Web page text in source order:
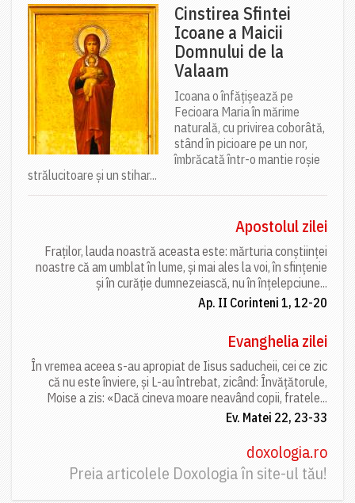
Cinstirea Sfintei
Icoane a Maicii
Domnului de la
Valaam
Icoana o înfățișează pe
Fecioara Maria în mărime
naturală, cu privirea coborâtă,
stând în picioare pe un nor,
îmbrăcată într-o mantie roșie
strălucitoare și un stihar...
Apostolul zilei
Fraților, lauda noastră aceasta este: mărturia conștiinței
noastre că am umblat în lume, și mai ales la voi, în sfințenie
și în curăție dumnezeiască, nu în înțelepciune...
Ap. II Corinteni 1, 12-20
Evanghelia zilei
În vremea aceea s-au apropiat de Iisus saducheii, cei ce zic
că nu este înviere, și L-au întrebat, zicând: Învățătorule,
Moise a zis: «Dacă cineva moare neavând copii, fratele...
Ev. Matei 22, 23-33
doxologia.ro
Preia articolele Doxologia în site-ul tău!